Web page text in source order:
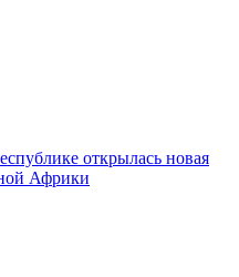
открылась новая
Африки